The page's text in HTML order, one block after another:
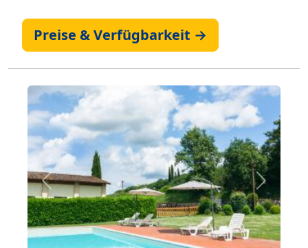
Preise & Verfügbarkeit →
Zurück Weiter